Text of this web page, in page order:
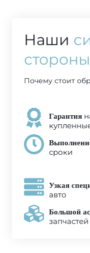
Наши
стороны
Почему стоит
Гарантия
сроки
Узкая
авто
Большой